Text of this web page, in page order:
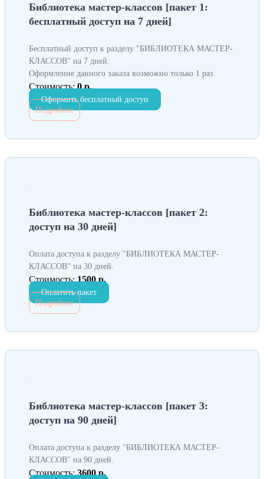
Библиотека мастер-классов [пакет 1:
бесплатный доступ на 7 дней]
Бесплатный доступ к разделу "БИБЛИОТЕКА МАСТЕР-
КЛАССОВ" на 7 дней.
Оформление данного заказа возможно только 1 раз.
Стоимость: 0 р.
Оформить бесплатный доступ
Подробнее
Библиотека мастер-классов [пакет 2:
доступ на 30 дней]
Оплата доступа к разделу "БИБЛИОТЕКА МАСТЕР-
КЛАССОВ" на 30 дней.
Стоимость: 1500 р.
Оплатить пакет
Подробнее
Библиотека мастер-классов [пакет 3:
доступ на 90 дней]
Оплата доступа к разделу "БИБЛИОТЕКА МАСТЕР-
КЛАССОВ" на 90 дней.
Стоимость: 3600 р.